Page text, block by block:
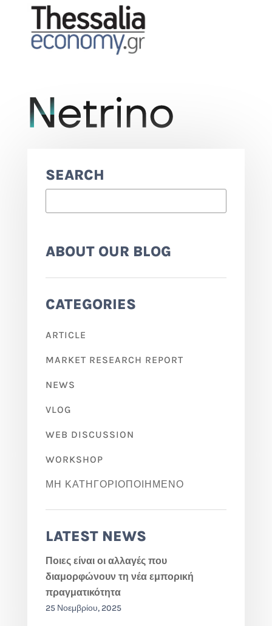
SEARCH
ABOUT OUR BLOG
CATEGORIES
ARTICLE
MARKET RESEARCH REPORT
NEWS
VLOG
WEB DISCUSSION
WORKSHOP
ΜΗ ΚΑΤΗΓΟΡΙΟΠΟΙΗΜΈΝΟ
LATEST NEWS
Ποιες είναι οι αλλαγές που
διαμορφώνουν τη νέα εμπορική
πραγματικότητα
25 Νοεμβρίου, 2025